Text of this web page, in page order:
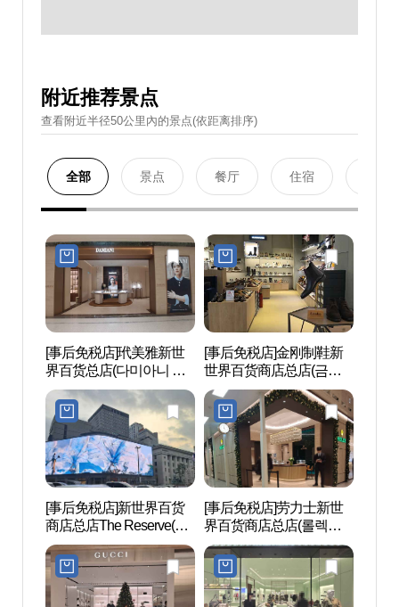
附近推荐景点
查看附近半径50公里內的景点(依距离排序)
全部 景点 餐厅 住宿
[事后免税店]玳美雅新世
界百货总店(다미아니 신
세계백화점 본점)
[事后免税店]金刚制鞋新
世界百货商店总店(금강
제화 신세계백화점 본점)
[事后免税店]新世界百货
商店总店The Reserve(신
세계백화점 본점 더 리저
브)
[事后免税店]劳力士新世
界百货商店总店(롤렉스
신세계백화점 본점)